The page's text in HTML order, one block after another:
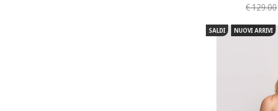
€ 129.00
SALDI NUOVI ARRIVI